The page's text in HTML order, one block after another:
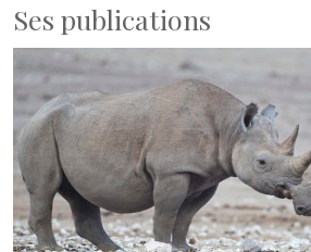
Ses publications